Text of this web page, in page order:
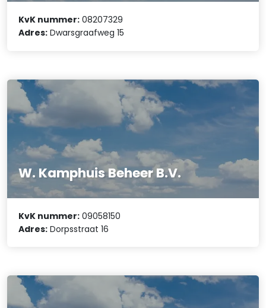
KvK nummer: 08207329
Adres: Dwarsgraafweg 15
W. Kamphuis Beheer B.V.
KvK nummer: 09058150
Adres: Dorpsstraat 16